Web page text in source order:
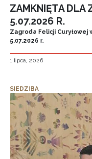
ZAMKNIĘTA DLA
5.07.2026 R.
Zagroda Felicji
5.07.2026 r.
1 lipca, 2026
SIEDZIBA